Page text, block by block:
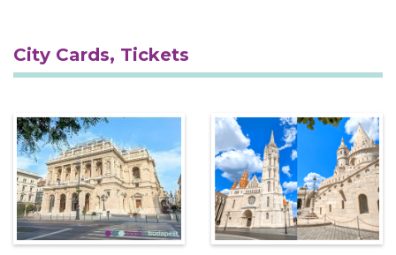
City Cards, Tickets